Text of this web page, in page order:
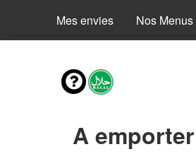
Mes envies Nos
A